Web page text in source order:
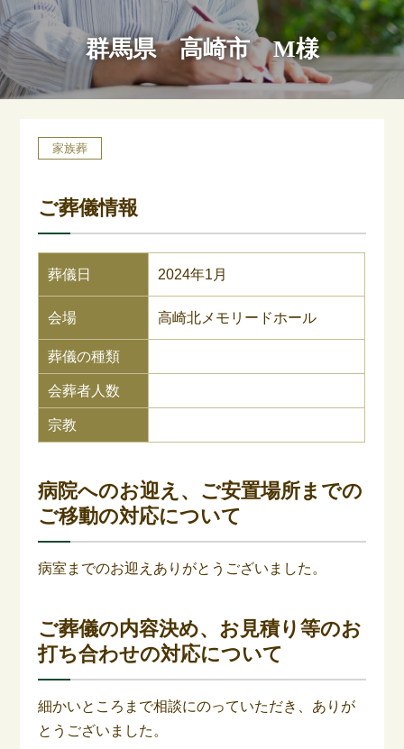
群馬県 高崎市 M様
家族葬
ご葬儀情報
葬儀日 2024年1月
会場 高崎北メモリードホール
葬儀の種類
会葬者人数
宗教
病院へのお迎え、ご安置場所までの
ご移動の対応について
病室までのお迎えありがとうございました。
ご葬儀の内容決め、お見積り等のお
打ち合わせの対応について
細かいところまで相談にのっていただき、ありが
とうございました。